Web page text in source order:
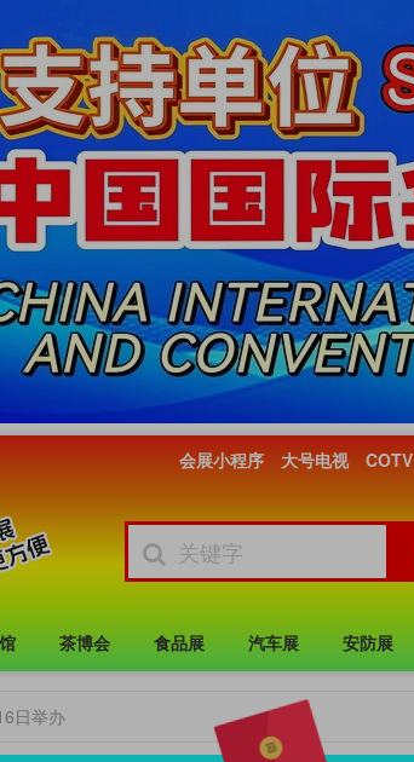
会展小程序 大号电视 COTV
茶博会 食品展 汽车展 安防展
日举办